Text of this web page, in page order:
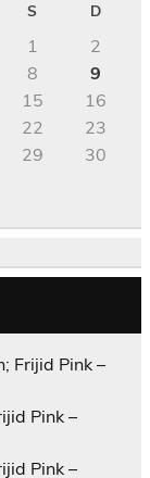
S D
1
2
8
9
15
16
22
23
29
30
Frijid Pink –
Pink –
Pink –